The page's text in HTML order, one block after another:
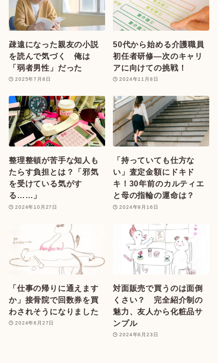
疎遠になった親友の小説
を読んで気づく 俺は
「弱者男性」だった
2025年7月8日
50代から始める介護職員
初任者研修—次のキャリ
アに向けての挑戦！
2024年11月8日
整理整頓が苦手な知人も
たらす負担とは？「邪気
を受けている気がす
る……」
2024年10月27日
「持っていても仕方な
い」査定金額にドキド
キ！30年前のカルティエ
と母の指輪の運命は？
2024年9月16日
「仕事の帰りに通えます
か」接骨院で回数券を買
わされそうになりました
2024年6月27日
対面販売で買うのは面倒
くさい？ 完全紹介制の
魅力、友人から化粧品サ
ンプル
2024年6月23日